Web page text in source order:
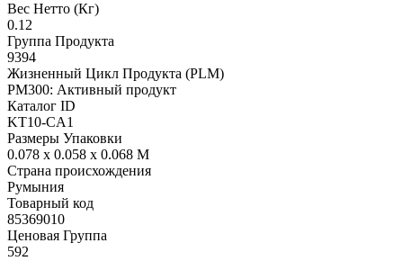
Вес Нетто (Кг)
0.12
Группа Продукта
9394
Жизненный Цикл Продукта (PLM)
PM300: Активный продукт
Каталог ID
KT10-CA1
Размеры Упаковки
0.078 x 0.058 x 0.068 M
Страна происхождения
Румыния
Товарный код
85369010
Ценовая Группа
592